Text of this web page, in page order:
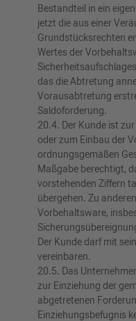
Bestandteil in ein
jetzt die aus einer
Grundstücksrechten
Wertes der
das die Abtretung
Vorausabtretung
Saldoforderung.
20.4. Der Kunde ist
oder zum Einbau der
ordnungsgemäßen
Maßgabe berechtigt,
vorstehenden Ziffern
übergehen. Zu
Vorbehaltsware,
Der Kunde darf mit
vereinbaren.
20.5. Das
zur Einziehung der
abgetretenen
Einziehungsbefugnis